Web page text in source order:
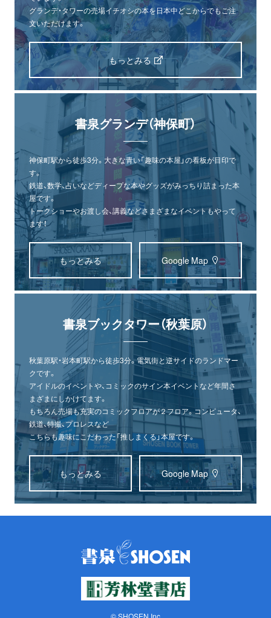
グランデ・タワーの売場イチオシの本を日本中どこからでもご注
文いただけます。
もっとみる
書泉グランデ（神保町）
神保町駅から徒歩3分。大きな青い「趣味の本屋」の看板が目印で
す。
鉄道、数学、占いなどディープな本やグッズがみっちり詰まった本
屋です。
トークショーやお渡し会、講義などさまざまなイベントもやって
ます！
もっとみる Google Map
書泉ブックタワー（秋葉原）
秋葉原駅・岩本町駅から徒歩3分。電気街と逆サイドのランドマー
クです。
アイドルのイベントや、コミックのサイン本イベントなど年間さ
まざまにしかけてます。
もちろん売場も充実のコミックフロアが２フロア。コンピュータ、
鉄道、特撮、プロレスなど
こちらも趣味にこだわった「推しまくる」本屋です。
もっとみる Google Map